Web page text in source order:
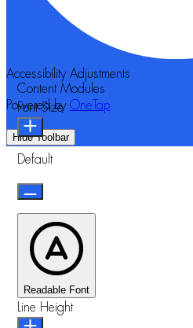
Accessibility Adjustments
Powered by OneTap
Hide Toolbar
Content Modules
Font Size
Default
Readable Font
Line Height